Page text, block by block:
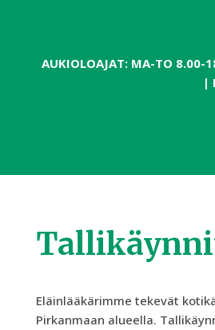
AUKIOLOAJAT: MA-TO 8.00-
|
Eläinlääkärimme tekevät
Pirkanmaan alueella.